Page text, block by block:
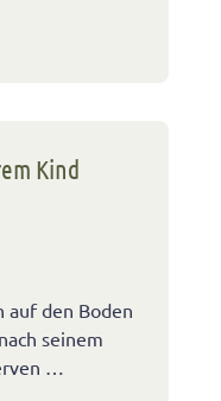
Kind
auf den Boden
seinem
…